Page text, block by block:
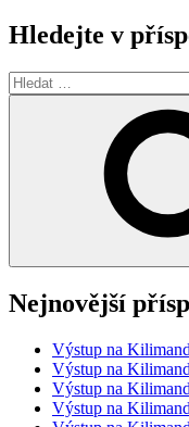
Hledejte v
Hledat:
Nejnovější
Výstup na
Výstup na
Výstup na
Výstup na